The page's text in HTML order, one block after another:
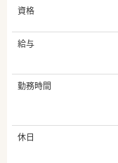
資格
給与
勤務時間
休日